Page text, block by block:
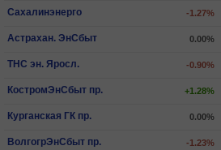
Сахалинэнерго -1.27%
Астрахан. ЭнСбыт 0.00%
ТНС эн. Яросл. -0.90%
КостромЭнСбыт пр. +1.28%
Курганская ГК пр. 0.00%
ВолгогрЭнСбыт пр. -1.23%